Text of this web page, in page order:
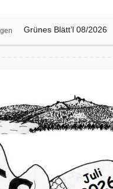
Grünes Blätt’l 08/2026